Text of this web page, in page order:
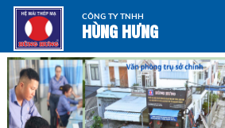
CÔNG TY TNHH
HÙNG HƯNG